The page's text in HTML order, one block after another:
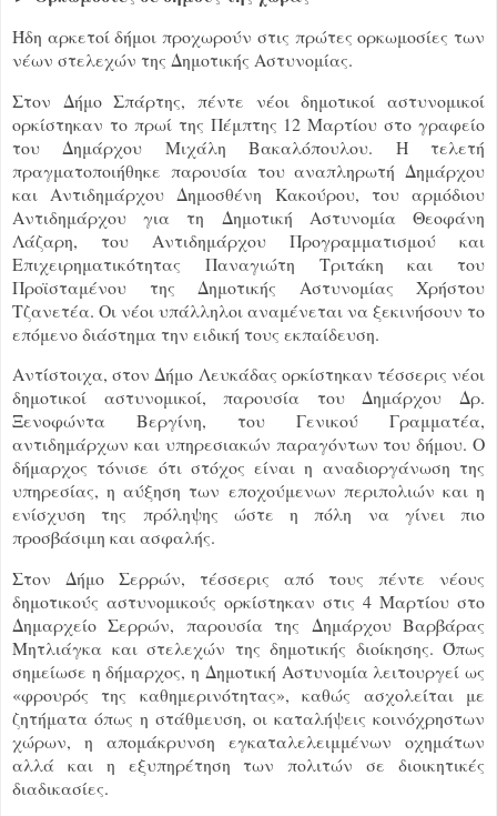
Ήδη αρκετοί δήμοι προχωρούν στις πρώτες ορκωμοσίες των
νέων στελεχών της Δημοτικής Αστυνομίας.
Στον Δήμο Σπάρτης, πέντε νέοι δημοτικοί αστυνομικοί
ορκίστηκαν το πρωί της Πέμπτης 12 Μαρτίου στο γραφείο
του Δημάρχου Μιχάλη Βακαλόπουλου. Η τελετή
πραγματοποιήθηκε παρουσία του αναπληρωτή Δημάρχου
και Αντιδημάρχου Δημοσθένη Κακούρου, του αρμόδιου
Αντιδημάρχου για τη Δημοτική Αστυνομία Θεοφάνη
Λάζαρη, του Αντιδημάρχου Προγραμματισμού και
Επιχειρηματικότητας Παναγιώτη Τριτάκη και του
Προϊσταμένου της Δημοτικής Αστυνομίας Χρήστου
Τζανετέα. Οι νέοι υπάλληλοι αναμένεται να ξεκινήσουν το
επόμενο διάστημα την ειδική τους εκπαίδευση.
Αντίστοιχα, στον Δήμο Λευκάδας ορκίστηκαν τέσσερις νέοι
δημοτικοί αστυνομικοί, παρουσία του Δημάρχου Δρ.
Ξενοφώντα Βεργίνη, του Γενικού Γραμματέα,
αντιδημάρχων και υπηρεσιακών παραγόντων του δήμου. Ο
δήμαρχος τόνισε ότι στόχος είναι η αναδιοργάνωση της
υπηρεσίας, η αύξηση των εποχούμενων περιπολιών και η
ενίσχυση της πρόληψης ώστε η πόλη να γίνει πιο
προσβάσιμη και ασφαλής.
Στον Δήμο Σερρών, τέσσερις από τους πέντε νέους
δημοτικούς αστυνομικούς ορκίστηκαν στις 4 Μαρτίου στο
Δημαρχείο Σερρών, παρουσία της Δημάρχου Βαρβάρας
Μητλιάγκα και στελεχών της δημοτικής διοίκησης. Όπως
σημείωσε η δήμαρχος, η Δημοτική Αστυνομία λειτουργεί ως
«φρουρός της καθημερινότητας», καθώς ασχολείται με
ζητήματα όπως η στάθμευση, οι καταλήψεις κοινόχρηστων
χώρων, η απομάκρυνση εγκαταλελειμμένων οχημάτων
αλλά και η εξυπηρέτηση των πολιτών σε διοικητικές
διαδικασίες.